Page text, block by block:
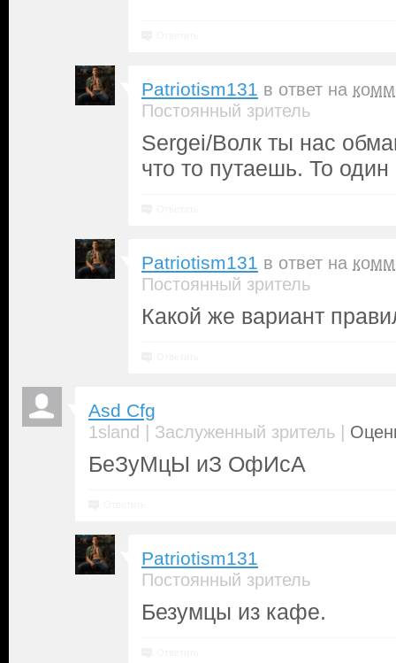
Patriotism131 в ответ на
Постоянный зритель
Sergei/Волк ты нас
что то путаешь. То один
Patriotism131 в ответ на
Постоянный зритель
Какой же вариант
Asd Cfg
1sland | Заслуженный зритель |
БеЗуМцЫ иЗ ОфИсА
Patriotism131
Постоянный зритель
Безумцы из кафе.